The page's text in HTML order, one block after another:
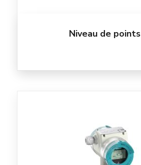
Niveau de points